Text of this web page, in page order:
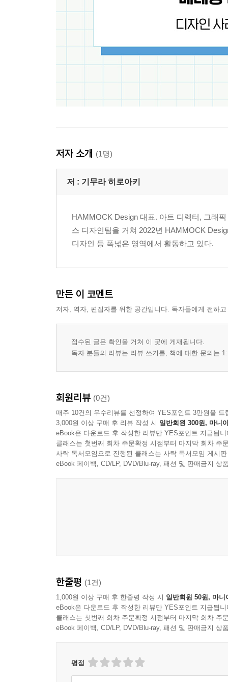
저자 소개 (1명)
저 : 기무라 히로아키
HAMMOCK Design 대표. 아트 디렉터, 그래
스 디자인팀을 거쳐 2022년 HAMMOCK
디자인 등 폭넓은 영역에서 활동하고 있다.
만든 이 코멘트
저자, 역자, 편집자를 위한 공간입니다. 독자들에게 전하
접수된 글은 확인을 거쳐 이 곳에 게재됩니다.
독자 분들의 리뷰는 리뷰 쓰기를, 책에 대한 문의는
회원리뷰 (0건)
매주 10건의 우수리뷰를 선정하여 YES포인트 3만원을 드
3,000원 이상 구매 후 리뷰 작성 시 일반회원 300원, 마니
eBook은 다운로드 후 작성한 리뷰만 YES포인트 지급됩니
클래스는 첫번째 회차 주문확정 시점부터 마지막 회차 주
사락 독서모임으로 진행된 클래스는 사락 독서모임 게시
eBook 페이백, CD/LP, DVD/Blu-ray, 패션 및 판매금지 상
한줄평 (1건)
1,000원 이상 구매 후 한줄평 작성 시 일반회원 50원, 마니
eBook은 다운로드 후 작성한 리뷰만 YES포인트 지급됩니
클래스는 첫번째 회차 주문확정 시점부터 마지막 회차 주
eBook 페이백, CD/LP, DVD/Blu-ray, 패션 및 판매금지 상
평점